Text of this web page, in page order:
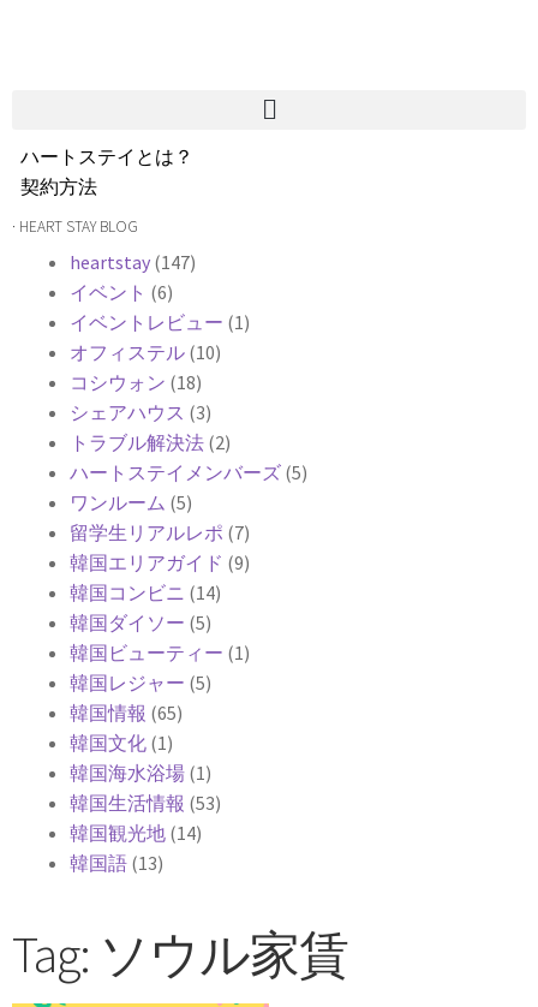
ハートステイとは？
契約方法
韓国不動産情報
よくある質問
Heartee
· HEART STAY BLOG
heartstay (147)
イベント (6)
イベントレビュー (1)
オフィステル (10)
コシウォン (18)
シェアハウス (3)
トラブル解決法 (2)
ハートステイメンバーズ (5)
ワンルーム (5)
留学生リアルレポ (7)
韓国エリアガイド (9)
韓国コンビニ (14)
韓国ダイソー (5)
韓国ビューティー (1)
韓国レジャー (5)
韓国情報 (65)
韓国文化 (1)
韓国海水浴場 (1)
韓国生活情報 (53)
韓国観光地 (14)
韓国語 (13)
Tag: ソウル家賃